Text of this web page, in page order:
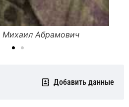
Михаил Абрамович
Добавить данные